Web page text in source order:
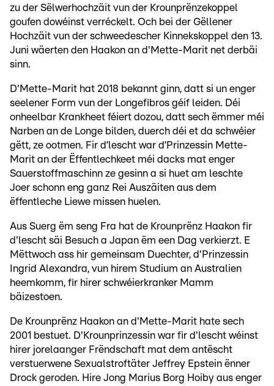
zu der Sëlwerhochzäit vun der Krounprënzekoppel
goufen dowéinst verréckelt. Och bei der Gëllener
Hochzäit vun der schweedescher Kinnekskoppel den 13.
Juni wäerten den Haakon an d'Mette-Marit net derbäi
sinn.
D'Mette-Marit hat 2018 bekannt ginn, datt si un enger
seelener Form vun der Longefibros géif leiden. Déi
onheelbar Krankheet féiert dozou, datt sech ëmmer méi
Narben an de Longe bilden, duerch déi et da schwéier
gëtt, ze ootmen. Fir d’lescht war d’Prinzessin Mette-
Marit an der Ëffentlechkeet méi dacks mat enger
Sauerstoffmaschinn ze gesinn a si huet am leschte
Joer schonn eng ganz Rei Auszäiten aus dem
ëffentleche Liewe missen huelen.
Aus Suerg ëm seng Fra hat de Krounprënz Haakon fir
d'lescht säi Besuch a Japan ëm een Dag verkierzt. E
Mëttwoch ass hir gemeinsam Duechter, d'Prinzessin
Ingrid Alexandra, vun hirem Studium an Australien
heemkomm, fir hirer schwéierkranker Mamm
bäizestoen.
De Krounprënz Haakon an d'Mette-Marit hate sech
2001 bestuet. D'Krounprinzessin war fir d'lescht wéinst
hirer jorelaanger Frëndschaft mat dem antëscht
verstuerwene Sexualstroftäter Jeffrey Epstein ënner
Drock geroden. Hire Jong Marius Borg Hoiby aus enger